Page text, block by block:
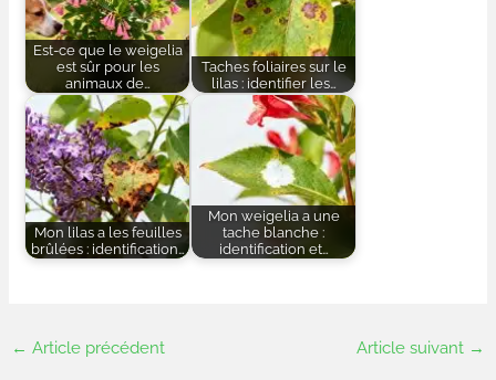
Est-ce que le weigelia
est sûr pour les
animaux de…
Taches foliaires sur le
lilas : identifier les…
Mon lilas a les feuilles
brûlées : identification…
Mon weigelia a une
tache blanche :
identification et…
← Article précédent Article suivant →